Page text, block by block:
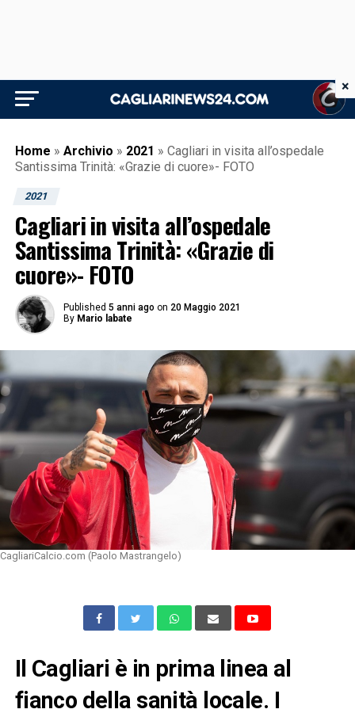
Home » Archivio » 2021 » Cagliari in visita all’ospedale
Santissima Trinità: «Grazie di cuore»- FOTO
2021
Cagliari in visita all’ospedale
Santissima Trinità: «Grazie di
cuore»- FOTO
Published 5 anni ago on 20 Maggio 2021
By Mario labate
CagliariCalcio.com (Paolo Mastrangelo)
Il Cagliari è in prima linea al
fianco della sanità locale. I
×